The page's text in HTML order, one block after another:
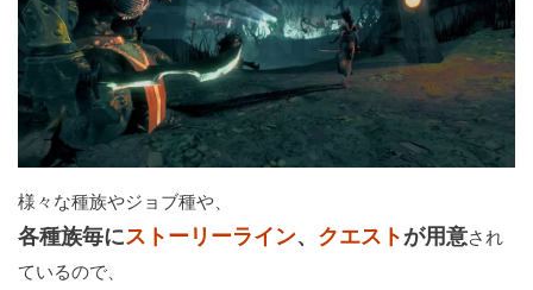
様々な種族やジョブ種や、
各種族毎にストーリーライン、 クエストが用意され
ているので、